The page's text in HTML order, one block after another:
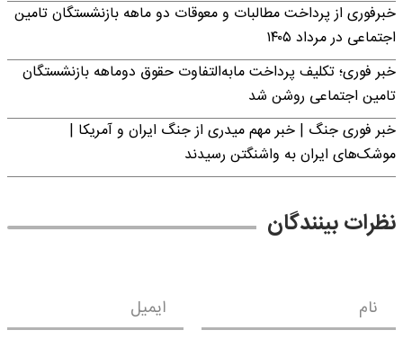
خبرفوری از پرداخت مطالبات و معوقات دو ماهه بازنشستگان تامین
اجتماعی در مرداد ۱۴۰۵
خبر فوری؛ تکلیف پرداخت مابه‌التفاوت حقوق دوماهه بازنشستگان
تامین اجتماعی روشن شد
خبر فوری جنگ | خبر مهم میدری از جنگ ایران و آمریکا |
موشک‌های ایران به واشنگتن رسیدند
نظرات بینندگان
نام ایمیل